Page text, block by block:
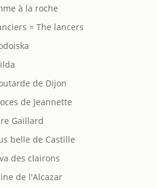
à la roche
= The lancers
de Dijon
de Jeannette
Gaillard
belle de Castille
des clairons
de l'Alcazar